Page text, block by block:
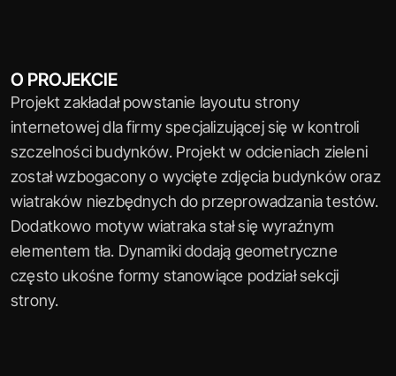
O PROJEKCIE
Projekt zakładał powstanie layoutu strony
internetowej dla firmy specjalizującej się w kontroli
szczelności budynków. Projekt w odcieniach zieleni
został wzbogacony o wycięte zdjęcia budynków oraz
wiatraków niezbędnych do przeprowadzania testów.
Dodatkowo motyw wiatraka stał się wyraźnym
elementem tła. Dynamiki dodają geometryczne
często ukośne formy stanowiące podział sekcji
strony.